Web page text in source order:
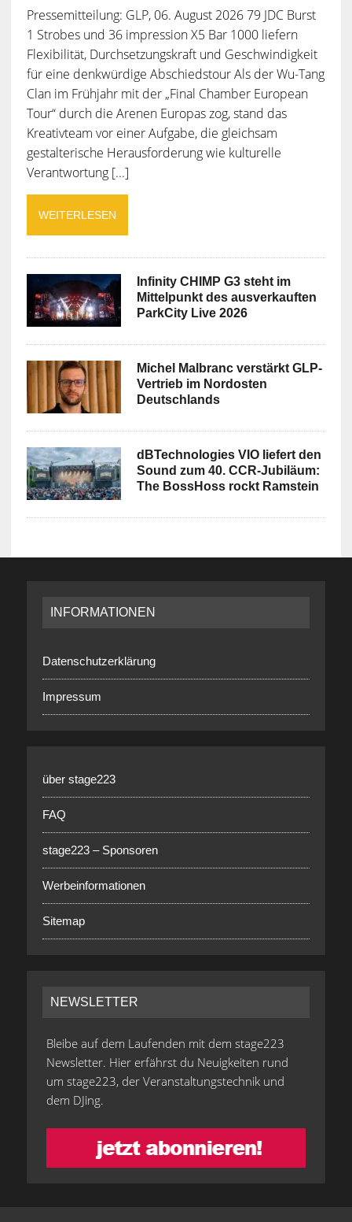
Pressemitteilung: GLP, 06. August 2026 79 JDC Burst
1 Strobes und 36 impression X5 Bar 1000 liefern
Flexibilität, Durchsetzungskraft und Geschwindigkeit
für eine denkwürdige Abschiedstour Als der Wu-Tang
Clan im Frühjahr mit der „Final Chamber European
Tour“ durch die Arenen Europas zog, stand das
Kreativteam vor einer Aufgabe, die gleichsam
gestalterische Herausforderung wie kulturelle
Verantwortung [...]
WEITERLESEN
Infinity CHIMP G3 steht im
Mittelpunkt des ausverkauften
ParkCity Live 2026
Michel Malbranc verstärkt GLP-
Vertrieb im Nordosten
Deutschlands
dBTechnologies VIO liefert den
Sound zum 40. CCR-Jubiläum:
The BossHoss rockt Ramstein
INFORMATIONEN
Datenschutzerklärung
Impressum
über stage223
FAQ
stage223 – Sponsoren
Werbeinformationen
Sitemap
NEWSLETTER
Bleibe auf dem Laufenden mit dem stage223
Newsletter. Hier erfährst du Neuigkeiten rund
um stage223, der Veranstaltungstechnik und
dem DJing.